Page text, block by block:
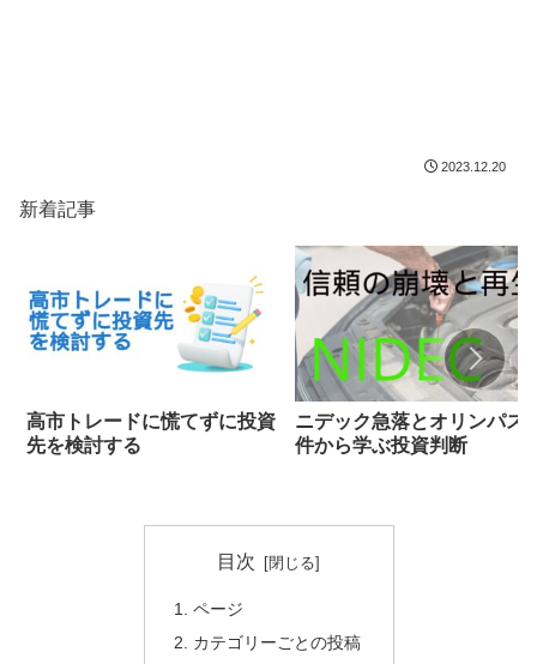
2023.12.20
新着記事
高市トレードに慌てずに投資
先を検討する
ニデック急落とオリンパス
件から学ぶ投資判断
目次
ページ
カテゴリーごとの投稿